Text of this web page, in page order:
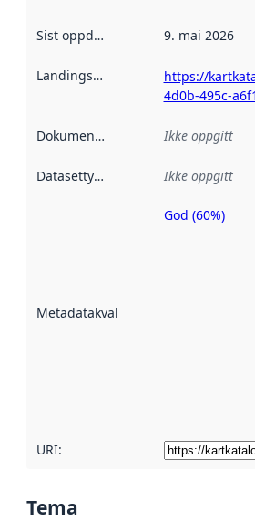
Sist oppdatert 9. mai 2026
Landingsside
https://
4d0b-495c-
Dokumentasjon Ikke oppgitt
Datasettype Ikke oppgitt
Metadatakvalitet
Metadatakvalitet
God (60%)
URI:
Tema